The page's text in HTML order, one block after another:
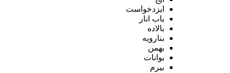
ایزدخواست
باب انار
بالاده
بنارویه
بهمن
بوانات
بیرم